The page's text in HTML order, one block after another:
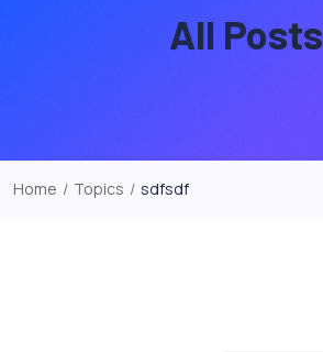
All Posts
Home / Topics / sdfsdf